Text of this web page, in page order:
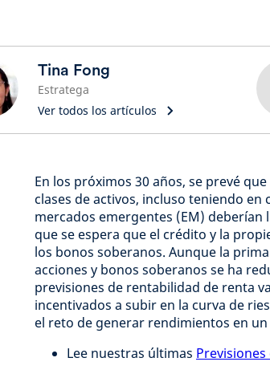
Tina Fong
Estratega
Ver todos los artículos
En los próximos 30 años, se prevé
clases de activos, incluso teniendo en
mercados emergentes (EM)
que se espera que el crédito y la
los bonos soberanos. Aunque la
acciones y bonos soberanos se ha
previsiones de rentabilidad de renta
incentivados a subir en la curva de
el reto de generar rendimientos en
Lee nuestras últimas